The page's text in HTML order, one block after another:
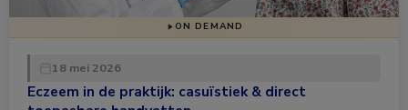
ON DEMAND
18 mei 2026
Eczeem in de praktijk: casuïstiek & direct